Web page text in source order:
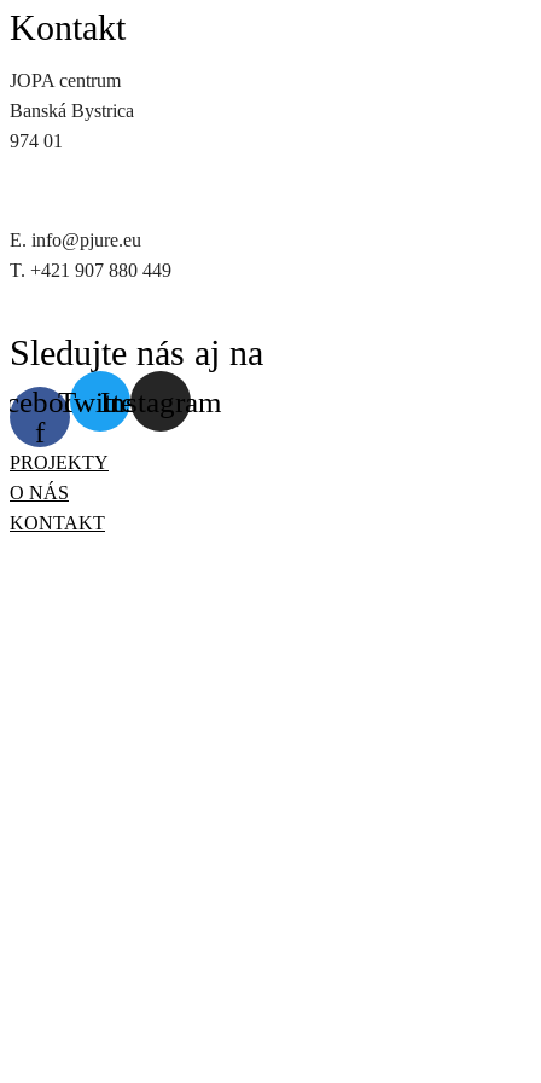
Kontakt
JOPA centrum
Banská Bystrica
974 01
E. info@pjure.eu
T. +421 907 880 449
Sledujte nás aj na
f
TwitterInstagram
PROJEKTY
O NÁS
KONTAKT